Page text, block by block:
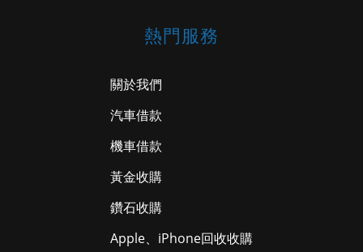
熱門服務
關於我們
汽車借款
機車借款
黃金收購
鑽石收購
Apple、iPhone回收收購